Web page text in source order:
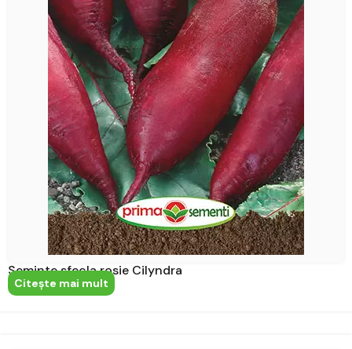
Seminte sfecla rosie Cilyndra
Citeşte mai mult